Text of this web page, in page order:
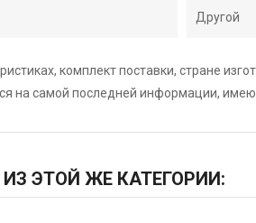
Другой
комплект поставки, стране
на самой последней информации,
ЭТОЙ ЖЕ КАТЕГОРИИ: